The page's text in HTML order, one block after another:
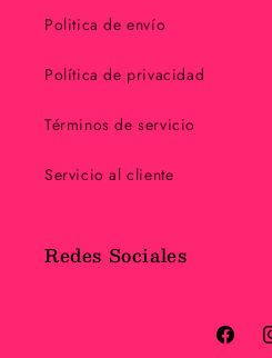
Politica de envío
Política de privacidad
Términos de servicio
Servicio al cliente
Redes Sociales